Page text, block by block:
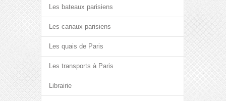
Les bateaux parisiens
Les canaux parisiens
Les quais de Paris
Les transports à Paris
Librairie